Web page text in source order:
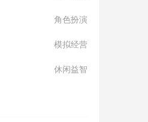
角色扮演
模拟经营
休闲益智